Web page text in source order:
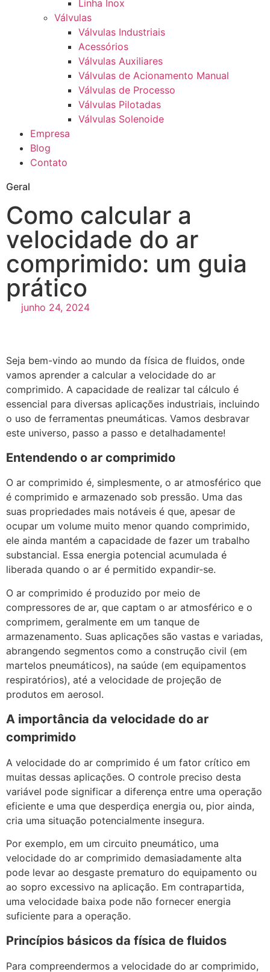
Linha Inox
Válvulas
Válvulas Industriais
Acessórios
Válvulas Auxiliares
Válvulas de Acionamento Manual
Válvulas de Processo
Válvulas Pilotadas
Válvulas Solenoide
Empresa
Blog
Contato
Geral
Como calcular a
velocidade do ar
comprimido: um guia
prático
junho 24, 2024
Seja bem-vindo ao mundo da física de fluidos, onde
vamos aprender a calcular a velocidade do ar
comprimido. A capacidade de realizar tal cálculo é
essencial para diversas aplicações industriais, incluindo
o uso de ferramentas pneumáticas. Vamos desbravar
este universo, passo a passo e detalhadamente!
Entendendo o ar comprimido
O ar comprimido é, simplesmente, o ar atmosférico que
é comprimido e armazenado sob pressão. Uma das
suas propriedades mais notáveis é que, apesar de
ocupar um volume muito menor quando comprimido,
ele ainda mantém a capacidade de fazer um trabalho
substancial. Essa energia potencial acumulada é
liberada quando o ar é permitido expandir-se.
O ar comprimido é produzido por meio de
compressores de ar, que captam o ar atmosférico e o
comprimem, geralmente em um tanque de
armazenamento. Suas aplicações são vastas e variadas,
abrangendo segmentos como a construção civil (em
martelos pneumáticos), na saúde (em equipamentos
respiratórios), até a velocidade de projeção de
produtos em aerosol.
A importância da velocidade do ar
comprimido
A velocidade do ar comprimido é um fator crítico em
muitas dessas aplicações. O controle preciso desta
variável pode significar a diferença entre uma operação
eficiente e uma que desperdiça energia ou, pior ainda,
cria uma situação potencialmente insegura.
Por exemplo, em um circuito pneumático, uma
velocidade do ar comprimido demasiadamente alta
pode levar ao desgaste prematuro do equipamento ou
ao sopro excessivo na aplicação. Em contrapartida,
uma velocidade baixa pode não fornecer energia
suficiente para a operação.
Princípios básicos da física de fluidos
Para compreendermos a velocidade do ar comprimido,